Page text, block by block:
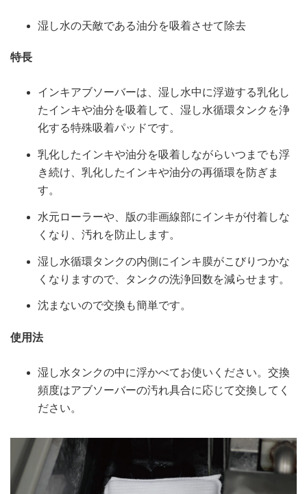
湿し水の天敵である油分を吸着させて除去
特長
インキアブソーバーは、湿し水中に浮遊する乳化し
たインキや油分を吸着して、湿し水循環タンクを浄
化する特殊吸着パッドです。
乳化したインキや油分を吸着しながらいつまでも浮
き続け、乳化したインキや油分の再循環を防ぎま
す。
水元ローラーや、版の非画線部にインキが付着しな
くなり、汚れを防止します。
湿し水循環タンクの内側にインキ膜がこびりつかな
くなりますので、タンクの洗浄回数を減らせます。
沈まないので交換も簡単です。
使用法
湿し水タンクの中に浮かべてお使いください。交換
頻度はアブソーバーの汚れ具合に応じて交換してく
ださい。